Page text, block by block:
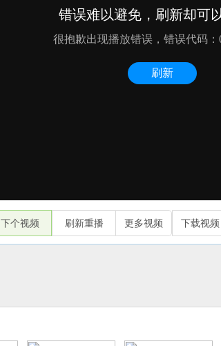
下个视频 刷新重播 更多视频 下载视频